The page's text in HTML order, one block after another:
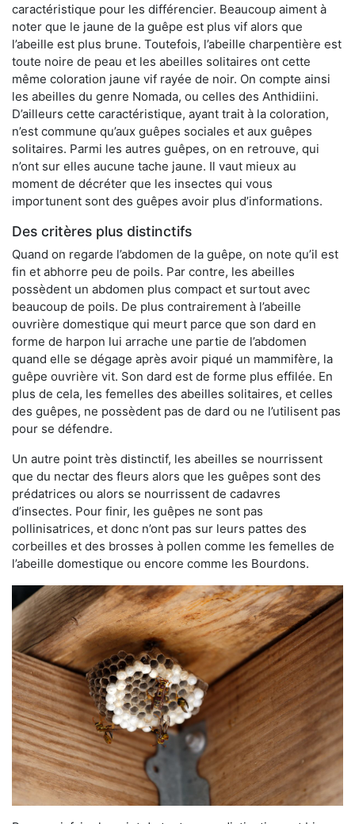
caractéristique pour les différencier. Beaucoup aiment à
noter que le jaune de la guêpe est plus vif alors que
l’abeille est plus brune. Toutefois, l’abeille charpentière est
toute noire de peau et les abeilles solitaires ont cette
même coloration jaune vif rayée de noir. On compte ainsi
les abeilles du genre Nomada, ou celles des Anthidiini.
D’ailleurs cette caractéristique, ayant trait à la coloration,
n’est commune qu’aux guêpes sociales et aux guêpes
solitaires. Parmi les autres guêpes, on en retrouve, qui
n’ont sur elles aucune tache jaune. Il vaut mieux au
moment de décréter que les insectes qui vous
importunent sont des guêpes avoir plus d’informations.
Des critères plus distinctifs
Quand on regarde l’abdomen de la guêpe, on note qu’il est
fin et abhorre peu de poils. Par contre, les abeilles
possèdent un abdomen plus compact et surtout avec
beaucoup de poils. De plus contrairement à l’abeille
ouvrière domestique qui meurt parce que son dard en
forme de harpon lui arrache une partie de l’abdomen
quand elle se dégage après avoir piqué un mammifère, la
guêpe ouvrière vit. Son dard est de forme plus effilée. En
plus de cela, les femelles des abeilles solitaires, et celles
des guêpes, ne possèdent pas de dard ou ne l’utilisent pas
pour se défendre.
Un autre point très distinctif, les abeilles se nourrissent
que du nectar des fleurs alors que les guêpes sont des
prédatrices ou alors se nourrissent de cadavres
d’insectes. Pour finir, les guêpes ne sont pas
pollinisatrices, et donc n’ont pas sur leurs pattes des
corbeilles et des brosses à pollen comme les femelles de
l’abeille domestique ou encore comme les Bourdons.